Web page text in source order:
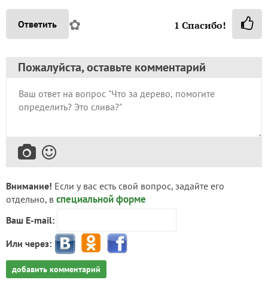
Ответить ✿ 1 Спасибо!
Пожалуйста, оставьте комментарий
Внимание! Если у вас есть свой вопрос, задайте его
отдельно, в специальной форме
Ваш E-mail:
Или через:
добавить комментарий